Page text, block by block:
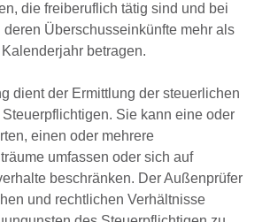
die freiberuflich tätig sind und bei
Überschusseinkünfte mehr als
betragen.
dient der Ermittlung der steuerlichen
Sie kann eine oder
einen oder mehrere
umfassen oder sich auf
beschränken. Der Außenprüfer
und rechtlichen Verhältnisse